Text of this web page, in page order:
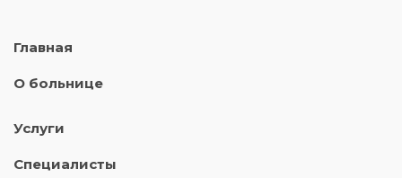
Главная
О больнице
Услуги
Специалисты